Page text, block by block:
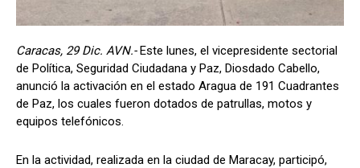
Caracas, 29 Dic. AVN.-Este lunes, el vicepresidente sectorial
de Política, Seguridad Ciudadana y Paz, Diosdado Cabello,
anunció la activación en el estado Aragua de 191 Cuadrantes
de Paz, los cuales fueron dotados de patrullas, motos y
equipos telefónicos.
En la actividad, realizada en la ciudad de Maracay, participó,